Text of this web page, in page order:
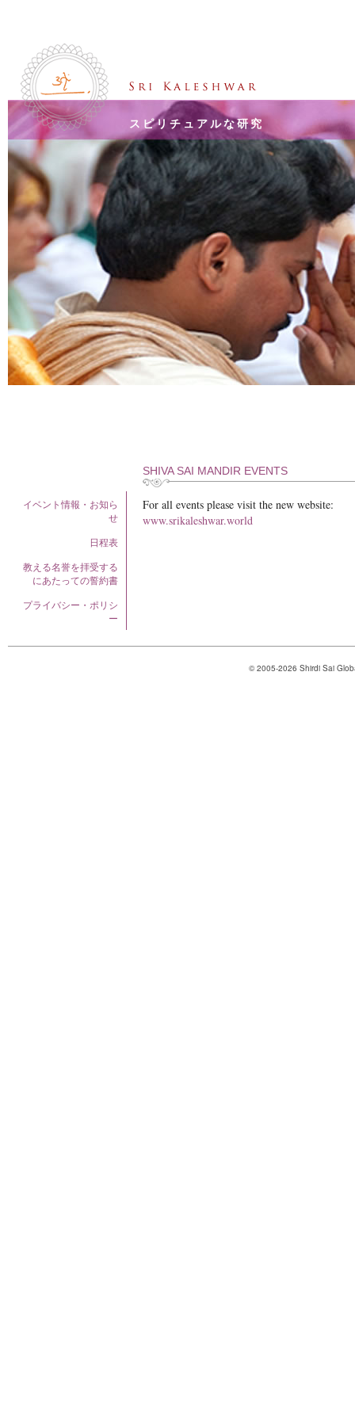
スピリチュアルな研究
SHIVA SAI MANDIR EVENTS
For all events please visit the new website:
www.srikaleshwar.world
イベント情報・お知ら
せ
日程表
教える名誉を拝受する
にあたっての誓約書
プライバシー・ポリシ
ー
© 2005-2026 Shirdi Sai